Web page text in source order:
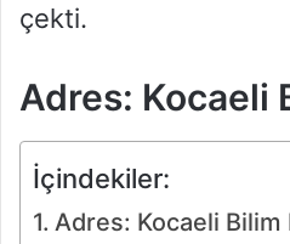
çekti.
Adres: Kocaeli
İçindekiler:
Adres: Kocaeli